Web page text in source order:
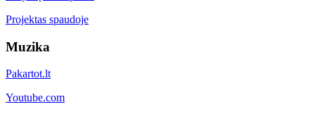
Projektas spaudoje
Muzika
Pakartot.lt
Youtube.com